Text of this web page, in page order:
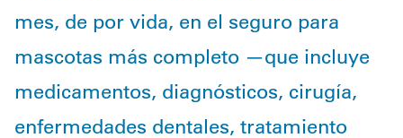
mes, de por vida, en el seguro para
mascotas más completo —que incluye
medicamentos, diagnósticos, cirugía,
enfermedades dentales, tratamiento